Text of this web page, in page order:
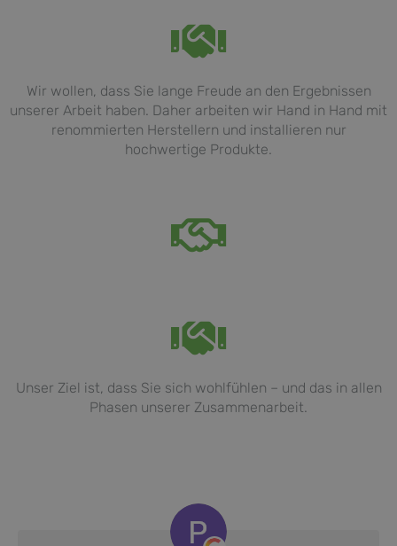
Wir wollen, dass Sie lange Freude an den Ergebnissen
unserer Arbeit haben. Daher arbeiten wir Hand in Hand mit
renommierten Herstellern und installieren nur
hochwertige Produkte.
Unser Ziel ist, dass Sie sich wohlfühlen – und das in allen
Phasen unserer Zusammenarbeit.